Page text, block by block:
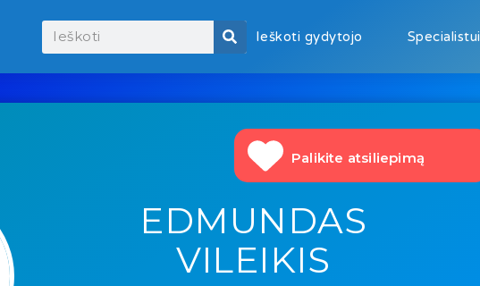
Ieškoti gydytojo Specialistui
Palikite atsiliepimą
EDMUNDAS
VILEIKIS